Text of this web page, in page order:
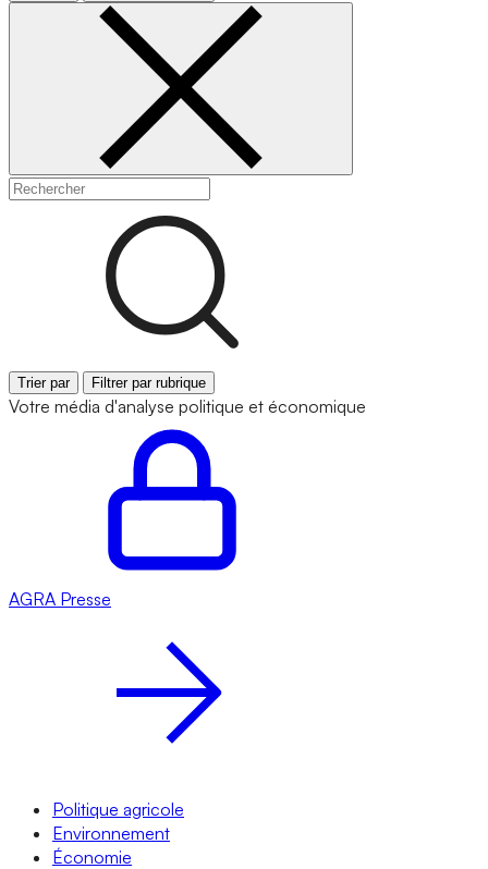
Trier par Filtrer par rubrique
Votre média d'analyse politique et économique
AGRA Presse
Politique agricole
Environnement
Économie